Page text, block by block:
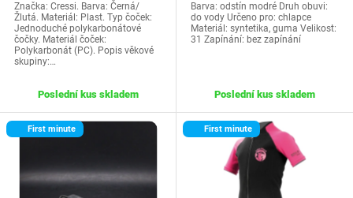
Značka: Cressi. Barva: Černá/
Žlutá. Materiál: Plast. Typ čoček:
Jednoduché polykarbonátové
čočky. Materiál čoček:
Polykarbonát (PC). Popis věkové
skupiny:…
Poslední kus skladem
Barva: odstín modré Druh obuvi:
do vody Určeno pro: chlapce
Materiál: syntetika, guma Velikost:
31 Zapínání: bez zapínání
Poslední kus skladem
First minute First minute